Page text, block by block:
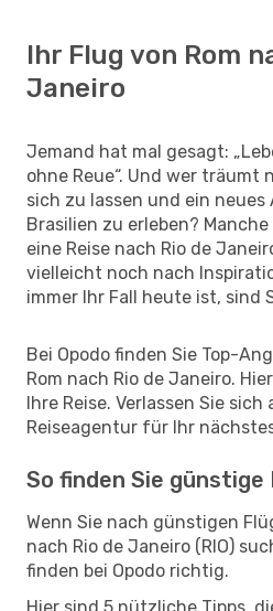
Ihr Flug von Rom
Janeiro
Jemand hat mal gesagt:
ohne Reue“. Und wer träumt
sich zu lassen und ein
Brasilien zu erleben?
eine Reise nach Rio de
vielleicht noch nach
immer Ihr Fall heute ist, sind
Bei Opodo finden Sie Top-
Rom nach Rio de Janeiro.
Ihre Reise. Verlassen Sie
Reiseagentur für Ihr
So finden Sie günstige
Wenn Sie nach günstigen
nach Rio de Janeiro (RIO)
finden bei Opodo richtig.